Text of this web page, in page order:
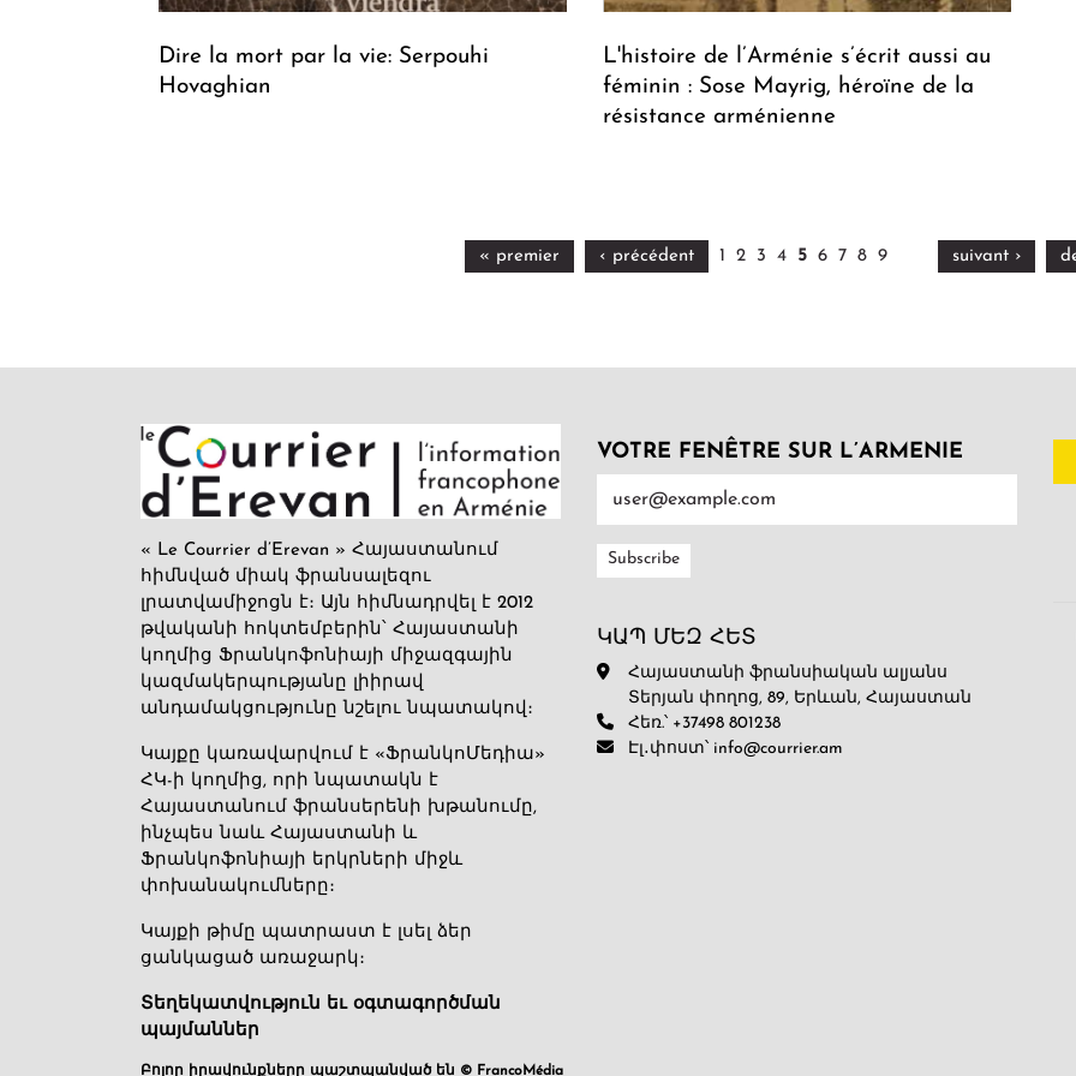
Dire la mort par la vie: Serpouhi
Hovaghian
L'histoire de l’Arménie s’écrit aussi au
féminin : Sose Mayrig, héroïne de la
résistance arménienne
« premier ‹ précédent 1 2 3 4 5 6 7 8 9 suivant ›
« Le Courrier d’Erevan » Հայաստանում
հիմնված միակ ֆրանսալեզու
լրատվամիջոցն է։ Այն հիմնադրվել է 2012
թվականի հոկտեմբերին՝ Հայաստանի
կողմից Ֆրանկոֆոնիայի միջազգային
կազմակերպությանը լիիրավ
անդամակցությունը նշելու նպատակով։
Կայքը կառավարվում է «ՖրանկոՄեդիա»
ՀԿ-ի կողմից, որի նպատակն է
Հայաստանում ֆրանսերենի խթանումը,
ինչպես նաև Հայաստանի և
Ֆրանկոֆոնիայի երկրների միջև
փոխանակումները։
Կայքի թիմը պատրաստ է լսել ձեր
ցանկացած առաջարկ։
Տեղեկատվություն եւ օգտագործման
պայմաններ
Բոլոր իրավունքները պաշտպանված են © FrancoMédia
VOTRE FENÊTRE SUR L’ARMENIE
ԿԱՊ ՄԵԶ ՀԵՏ
Հայաստանի ֆրանսիական ալյանս
Տերյան փողոց, 89, Երևան, Հայաստան
Հեռ.՝ +37498 801238
Էլ․փոստ՝ info@courrier.am